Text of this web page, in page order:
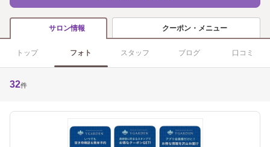
サロン情報 クーポン・メニュー
トップ フォト スタッフ ブログ 口コミ
32件